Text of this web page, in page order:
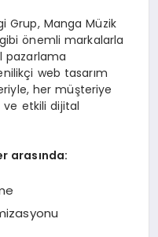
Grup, Manga Müzik
önemli markalarla
pazarlama
web tasarım
her müşteriye
ve etkili dijital
arasında: